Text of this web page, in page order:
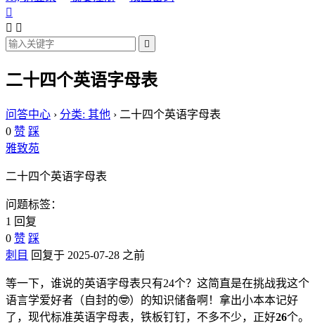

 

二十四个英语字母表
问答中心 › 分类: 其他 › 二十四个英语字母表
0 赞 踩
雅致苑
二十四个英语字母表
问题标签：
1 回复
0 赞 踩
刺目 回复于 2025-07-28 之前
等一下，谁说的英语字母表只有24个？这简直是在挑战我这个
语言学爱好者（自封的🤓）的知识储备啊！拿出小本本记好
了，现代标准英语字母表，铁板钉钉，不多不少，正好26个。